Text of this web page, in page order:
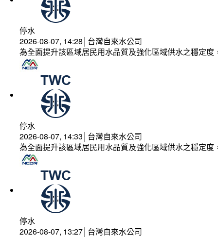
停水
2026-08-07, 14:28│台灣自來水公司
為全面提升該區域居民用水品質及強化區域供水之穩定
停水
2026-08-07, 14:33│台灣自來水公司
為全面提升該區域居民用水品質及強化區域供水之穩定
停水
2026-08-07, 13:27│台灣自來水公司